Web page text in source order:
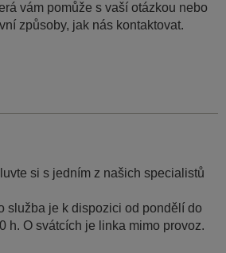
vám pomůže s vaší otázkou nebo
způsoby, jak nás kontaktovat.
si s jedním z našich specialistů
služba je k dispozici od pondělí do
h. O svátcích je linka mimo provoz.